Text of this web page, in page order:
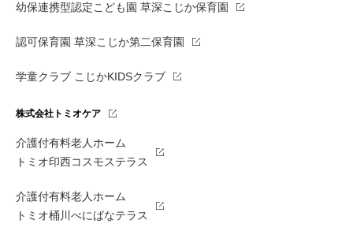
幼保連携型認定こども園 草深こじか保育園
認可保育園 草深こじか第二保育園
学童クラブ こじかKIDSクラブ
株式会社トミオケア
介護付有料老人ホーム
トミオ印西コスモステラス
介護付有料老人ホーム
トミオ桶川べにばなテラス